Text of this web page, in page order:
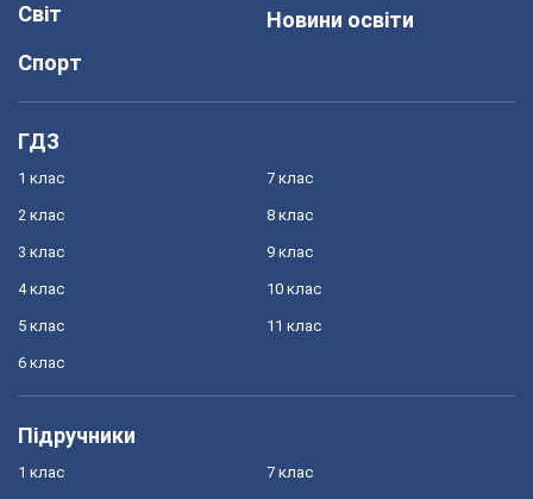
Світ
Спорт
Новини освіти
ГДЗ
1 клас
2 клас
3 клас
4 клас
5 клас
6 клас
7 клас
8 клас
9 клас
10 клас
11 клас
Підручники
1 клас 7 клас